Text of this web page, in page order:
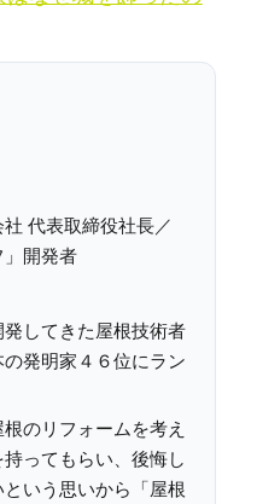
代表取締役社長／
」開発者
してきた屋根技術者
発明家４６位にラン
のリフォームを考え
ってもらい、後悔し
いう思いから「屋根